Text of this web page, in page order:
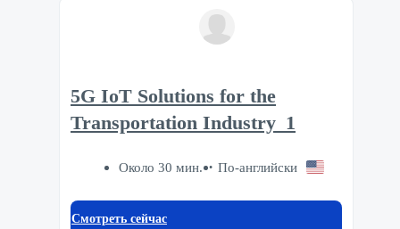
5G IoT Solutions for the
Transportation Industry_1
Около 30 мин. По-английски
Смотреть сейчас